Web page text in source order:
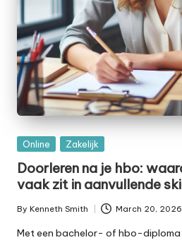
Posted
Online Zakelijk
Doorleren na je hbo:
vaak zit in aanvullende
Posted
by
By Kenneth Smith March 20, 2026
Met een bachelor- of hbo-diploma